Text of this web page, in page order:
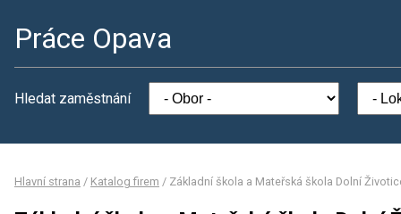
Práce Opava
Hledat zaměstnání
Hlavní strana / Katalog firem / Základní škola a Mateřská škola Dolní